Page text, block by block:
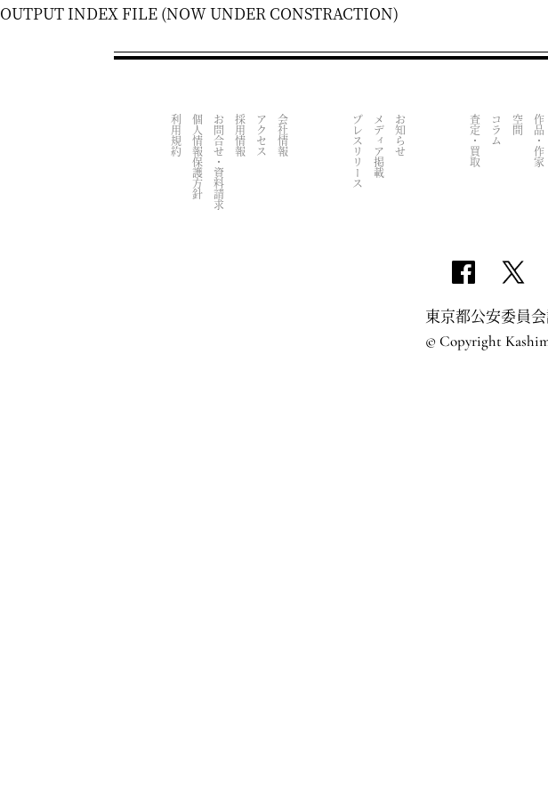
OUTPUT INDEX FILE (NOW UNDER CONSTRACTION)
作品・作家
空間
コラム
査定・買取
お知らせ
メディア掲載
プレスリリース
会社情報
アクセス
採用情報
お問合せ・資料請求
個人情報保護方針
利用規約
東京都公安委員
© Copyright